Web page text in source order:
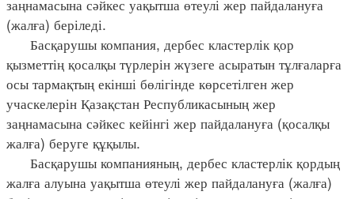
заңнамасына сәйкес уақытша өтеулі жер пайдалануға
(жалға) беріледі.
Басқарушы компания, дербес кластерлік қор
қызметтің қосалқы түрлерін жүзеге асыратын тұлғаларға
осы тармақтың екінші бөлігінде көрсетілген жер
учаскелерін Қазақстан Республикасының жер
заңнамасына сәйкес кейінгі жер пайдалануға (қосалқы
жалға) беруге құқылы.
Басқарушы компанияның, дербес кластерлік қордың
жалға алуына уақытша өтеулі жер пайдалануға (жалға)